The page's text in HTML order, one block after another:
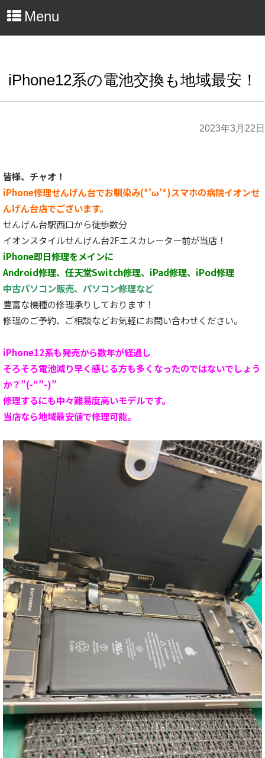
Menu
iPhone12系の電池交換も地域最安！
2023年3月22日
皆様、チャオ！
iPhone修理せんげん台でお馴染み(*’ω’*)スマホの病院イオンせ
んげん台店でございます。
せんげん台駅西口から徒歩数分
イオンスタイルせんげん台2Fエスカレーター前が当店！
iPhone即日修理をメインに
Android修理、任天堂Switch修理、iPad修理、iPod修理
中古パソコン販売、パソコン修理など
豊富な機種の修理承りしております！
修理のご予約、ご相談などお気軽にお問い合わせください。
iPhone12系も発売から数年が経過し
そろそろ電池減り早く感じる方も多くなったのではないでしょう
か？”(-“”-)”
修理するにも中々難易度高いモデルです。
当店なら地域最安値で修理可能。